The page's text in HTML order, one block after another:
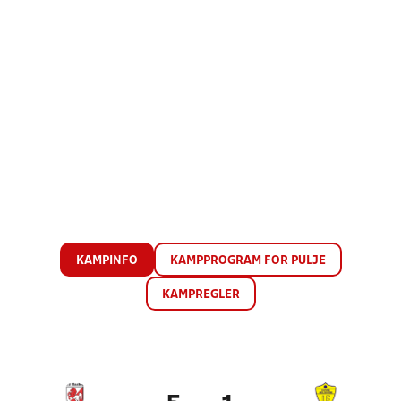
KAMPINFO KAMPPROGRAM FOR PULJE
KAMPREGLER